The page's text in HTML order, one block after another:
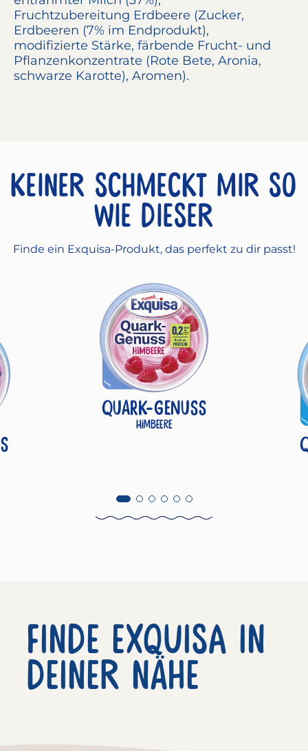
Fruchtzubereitung Erdbeere (Zucker,
Erdbeeren (7% im Endprodukt),
modifizierte Stärke, färbende Frucht- und
Pflanzenkonzentrate (Rote Bete, Aronia,
schwarze Karotte), Aromen).
Keiner schmeckt mir so
wie dieser
Finde ein Exquisa-Produkt, das perfekt zu dir passt!
QUARK-GENUSS
Himbeere
Finde exquisa in
deiner nähe